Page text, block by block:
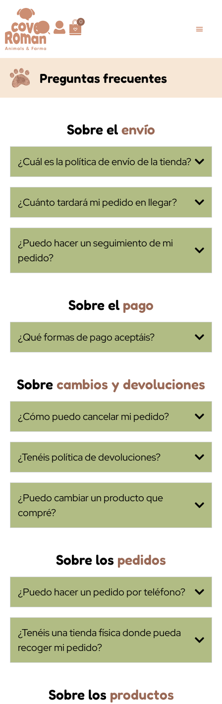
0
Preguntas frecuentes
Sobre el envío
¿Cuál es la política de envío de la tienda?
¿Cuánto tardará mi pedido en llegar?
¿Puedo hacer un seguimiento de mi
pedido?
Sobre el pago
¿Qué formas de pago aceptáis?
Sobre cambios y devoluciones
¿Cómo puedo cancelar mi pedido?
¿Tenéis política de devoluciones?
¿Puedo cambiar un producto que
compré?
Sobre los pedidos
¿Puedo hacer un pedido por teléfono?
¿Tenéis una tienda física donde pueda
recoger mi pedido?
Sobre los productos